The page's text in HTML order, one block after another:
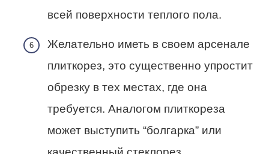
всей поверхности теплого пола.
Желательно иметь в своем арсенале
плиткорез, это существенно упростит
обрезку в тех местах, где она
требуется. Аналогом плиткореза
может выступить “болгарка” или